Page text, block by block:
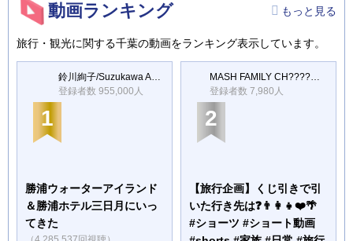
動画ランキング
もっと見る
旅行・観光に関する千葉の動画をランキング表示しています。
鈴川絢子/Suzukawa Ayako
登録者数 955,000人
1
勝浦ウォーターアイランド
＆勝浦ホテル三日月にいっ
てきた
MASH FAMILY CH????ましゅふぁみりーちゃんねる
登録者数 7,980人
2
【旅行企画】くじ引きで引
いた行き先は❓👨‍👩‍👧❤️🌴
#ショーツ #ショート動画